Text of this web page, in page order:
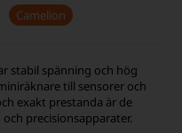
Camelion
stabil spänning och hög
till sensorer och
exakt prestanda är de
precisionsapparater.